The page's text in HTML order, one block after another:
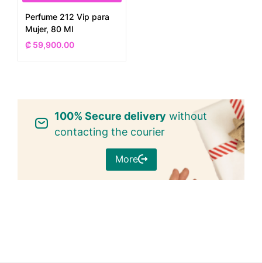
Perfume 212 Vip para
Mujer, 80 Ml
₡ 59,900.00
100% Secure delivery without
contacting the courier
More